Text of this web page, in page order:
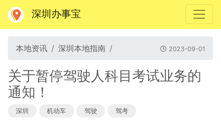
深圳办事宝
本地资讯 深圳本地指南 2023-09-01
关于暂停驾驶人科目考试业务的
通知！
深圳 机动车 驾驶 驾考